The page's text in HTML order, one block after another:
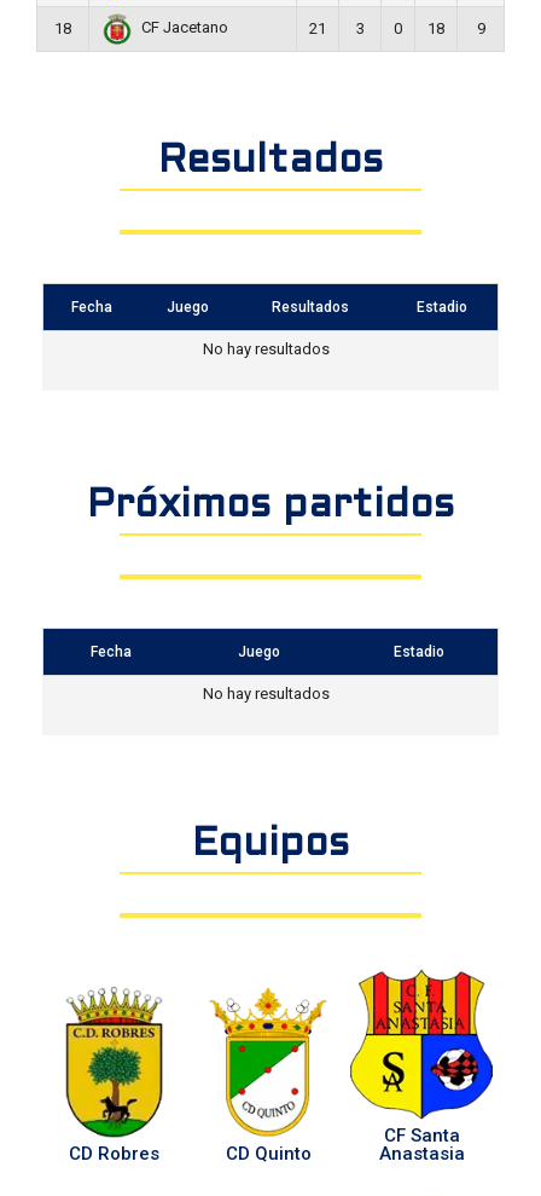
18 CF Jacetano 21 3 0 18 9
Resultados
Fecha Juego Resultados Estadio
Próximos partidos
Fecha Juego Estadio
Equipos
CD Robres CD Quinto
CF Santa
Anastasia